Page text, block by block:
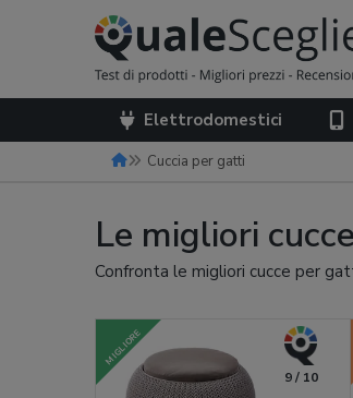
Elettrodomestici
Cuccia per gatti
Le migliori
Confronta le migliori cucce per
MIGLIORE
9 / 10